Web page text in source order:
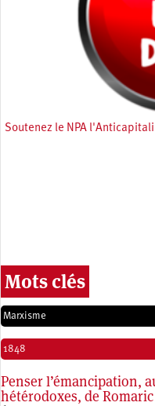
Soutenez le NPA
Mots clés
Marxisme
1848
Penser l’émancipation,
hétérodoxes, de